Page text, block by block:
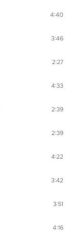
4:40
3:46
2:27
4:33
2:39
2:39
4:22
3:42
3:51
4:16